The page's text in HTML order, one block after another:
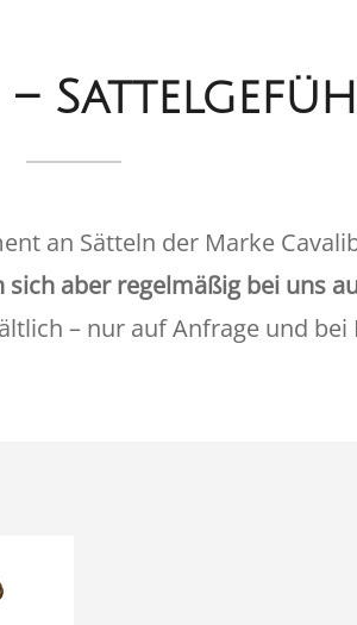
–
an Sätteln der Marke
aber regelmäßig bei uns
– nur auf Anfrage und